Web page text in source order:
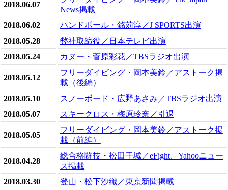
2018.06.07
News掲載
2018.06.02
ハンドボール・銘苅淳／J SPORTS出演
2018.05.28
弊社取締役／日本テレビ出演
2018.05.24
カヌー・菅原彩花／TBSラジオ出演
2018.05.12
フリーダイビング・岡本美鈴／アストーク掲
載（後編）
2018.05.10
スノーボード・広野あさみ／TBSラジオ出演
2018.05.07
スキークロス・梅原玲奈／引退
2018.05.05
フリーダイビング・岡本美鈴／アストーク掲
載（前編）
2018.04.28
総合格闘技・松田干城／eFight、Yahooニュー
ス掲載
2018.03.30
登山・松下沙織／東京新聞掲載